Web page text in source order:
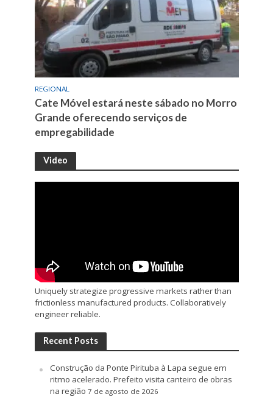
REGIONAL
Cate Móvel estará neste sábado no Morro
Grande oferecendo serviços de
empregabilidade
Video
Uniquely strategize progressive markets rather than
frictionless manufactured products. Collaboratively
engineer reliable.
Recent Posts
Construção da Ponte Pirituba à Lapa segue em
ritmo acelerado. Prefeito visita canteiro de obras
na região 7 de agosto de 2026